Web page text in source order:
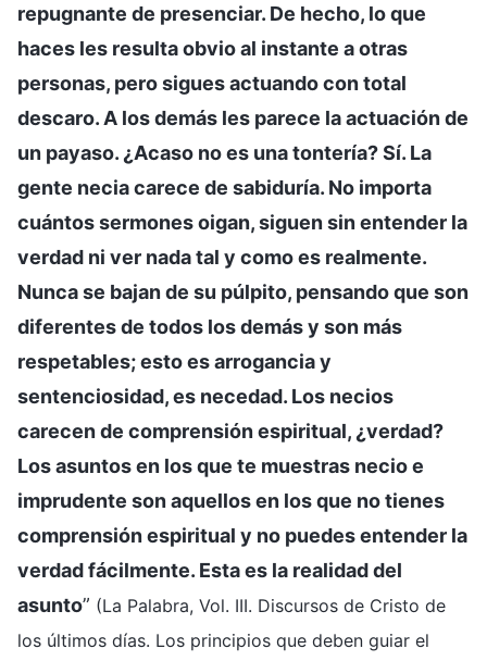
repugnante de presenciar. De hecho, lo que
haces les resulta obvio al instante a otras
personas, pero sigues actuando con total
descaro. A los demás les parece la actuación de
un payaso. ¿Acaso no es una tontería? Sí. La
gente necia carece de sabiduría. No importa
cuántos sermones oigan, siguen sin entender la
verdad ni ver nada tal y como es realmente.
Nunca se bajan de su púlpito, pensando que son
diferentes de todos los demás y son más
respetables; esto es arrogancia y
sentenciosidad, es necedad. Los necios
carecen de comprensión espiritual, ¿verdad?
Los asuntos en los que te muestras necio e
imprudente son aquellos en los que no tienes
comprensión espiritual y no puedes entender la
verdad fácilmente. Esta es la realidad del
asunto” (La Palabra, Vol. III. Discursos de Cristo de
los últimos días. Los principios que deben guiar el